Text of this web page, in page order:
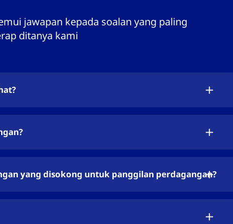
jawapan kepada soalan yang paling
ditanya kami
yang disokong untuk panggilan perdagangan?